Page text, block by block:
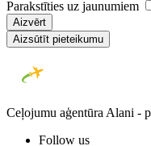
Parakstīties uz jaunumiem
Aizvērt
Aizsūtīt pieteikumu
Ceļojumu aģentūra Alani -
Follow us